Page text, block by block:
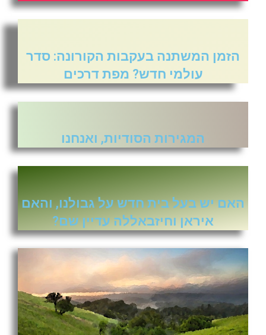
הזמן המשתנה בעקבות הקורונה: סדר
עולמי חדש? מפת דרכים
המגירות הסודיות, ואנחנו
האם יש בעל בית חדש על גבולנו, והאם
איראן וחיזבאללה עדיין שם?